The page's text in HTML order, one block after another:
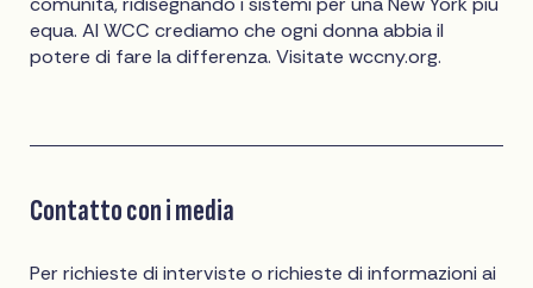
equa. Al WCC crediamo che ogni donna abbia il
potere di fare la differenza. Visitate wccny.org.
Contatto con i media
Per richieste di interviste o richieste di informazioni ai